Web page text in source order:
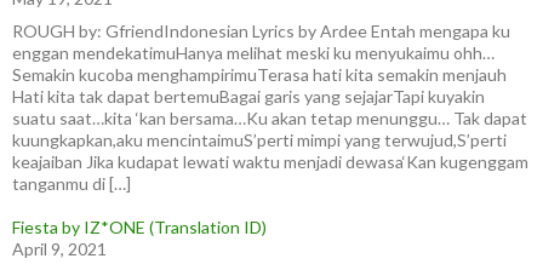
ROUGH by: GfriendIndonesian Lyrics by Ardee Entah mengapa ku
enggan mendekatimuHanya melihat meski ku menyukaimu ohh…
Semakin kucoba menghampirimuTerasa hati kita semakin menjauh
Hati kita tak dapat bertemuBagai garis yang sejajarTapi kuyakin
suatu saat…kita ‘kan bersama…Ku akan tetap menunggu… Tak dapat
kuungkapkan,aku mencintaimuS’perti mimpi yang terwujud,S’perti
keajaiban Jika kudapat lewati waktu menjadi dewasa‘Kan kugenggam
tanganmu di […]
Fiesta by IZ*ONE (Translation ID)
April 9, 2021